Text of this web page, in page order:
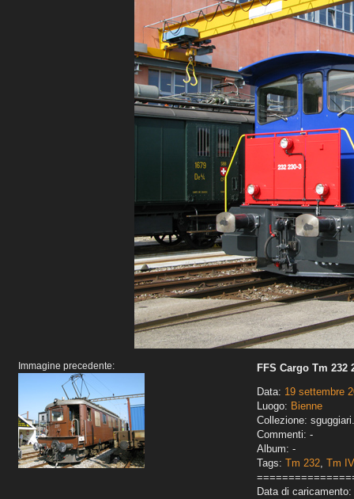
Immagine precedente:
FFS Cargo Tm 232
Data: 19 settembre
Luogo: Bienne
Collezione:
Commenti: -
Album: -
Tags: Tm 232, Tm IV
Data di caricamento: